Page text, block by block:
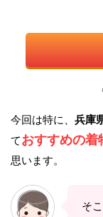
今回は特に、 兵庫
ておすすめの着
思います。
そ